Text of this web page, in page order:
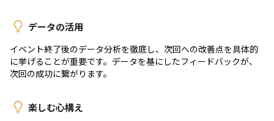
データの活用
イベント終了後のデータ分析を徹底し、次回への改善点を具体的
に挙げることが重要です。データを基にしたフィードバックが、
次回の成功に繋がります。
楽しむ心構え